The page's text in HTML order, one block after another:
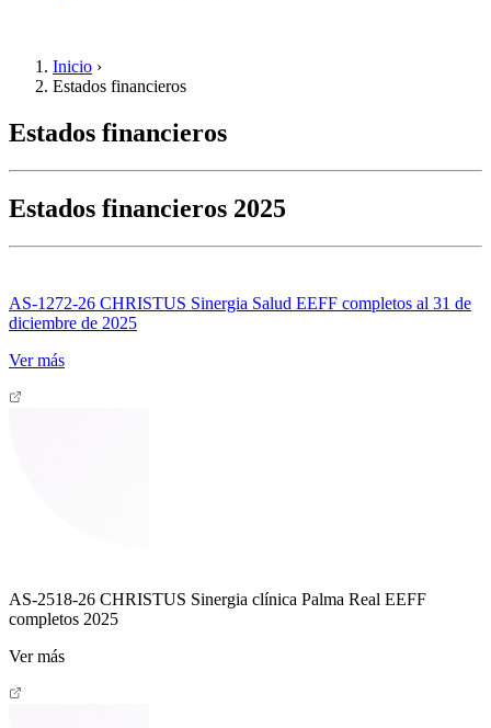
Inicio ›
Estados financieros
Estados financieros
Estados financieros 2025
AS-1272-26 CHRISTUS Sinergia Salud EEFF completos al 31 de
diciembre de 2025
Ver más
AS-2518-26 CHRISTUS Sinergia clínica Palma Real EEFF
completos 2025
Ver más